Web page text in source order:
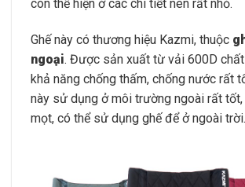
còn thể hiện ở các chi tiết nên rất nhỏ.
Ghế này có thương hiệu Kazmi, thuộc
ngoại. Được sản xuất từ vải 600D
khả năng chống thấm, chống nước rất
này sử dụng ở môi trường ngoài rất
mọt, có thể sử dụng ghế để ở ngoài trời.